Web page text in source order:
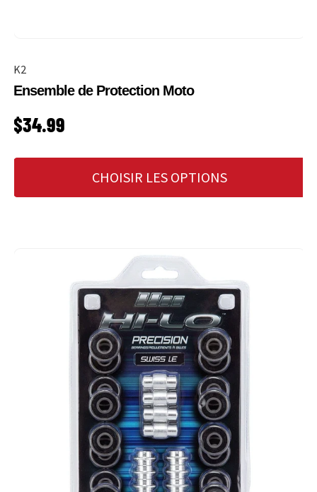
K2
Ensemble de Protection Moto
PRIX HABITUEL
$34.99
CHOISIR LES OPTIONS